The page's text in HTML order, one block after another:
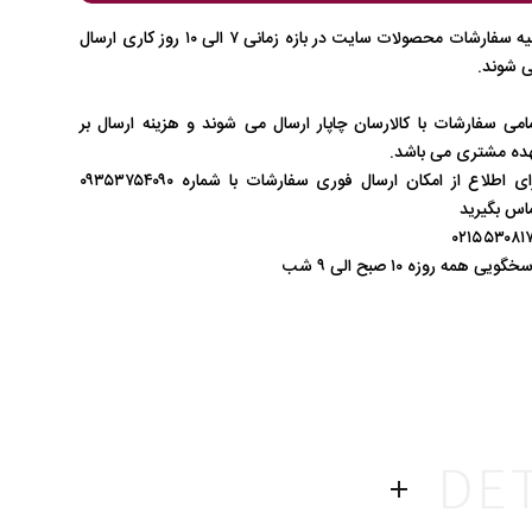
کلیه سفارشات محصولات سایت در بازه زمانی ۷ الی ۱۰ روز کاری ارسال
شوند.
سفارشات با کالارسان چاپار ارسال می شوند و هزینه ارسال بر
مشتری می باشد.
برای اطلاع از امکان ارسال فوری سفارشات با شماره ۰۹۳۵۳۷۵۴۰۹۰
بگیرید
همه روزه ۱۰ صبح الی ۹ شب